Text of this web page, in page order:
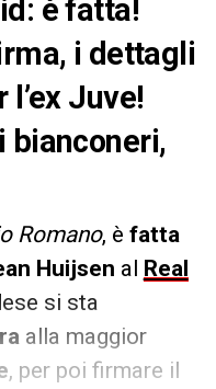
è fatta!
i dettagli
l’ex Juve!
bianconeri,
Romano, è fatta
Huijsen al Real
si sta
alla maggior
, per poi firmare il